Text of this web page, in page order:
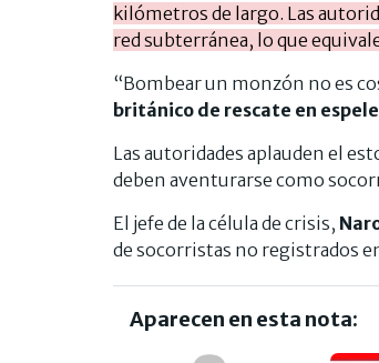
kilómetros de largo. Las
red subterránea, lo que
“Bombear un monzón no es
británico de rescate en
Las autoridades aplauden el
deben aventurarse como
El jefe de la célula de crisis,
de socorristas no registrados
Aparecen en esta nota: